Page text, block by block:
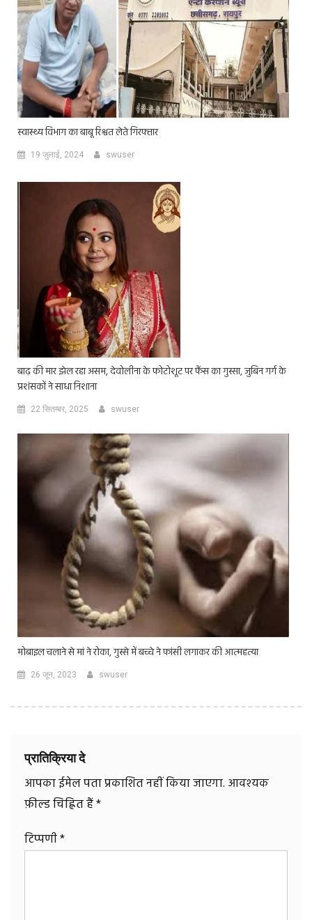
स्वास्थ्य विभाग का बाबू रिश्वत लेते गिरफ्तार
19 जुलाई, 2024 swuser
बाढ़ की मार झेल रहा असम, देवोलीना के फोटोशूट पर फैंस का गुस्सा, जुबिन गर्ग के
प्रशंसकों ने साधा निशाना
22 सितम्बर, 2025 swuser
मोबाइल चलाने से मां ने रोका, गुस्से में बच्चे ने फांसी लगाकर की आत्महत्या
26 जून, 2023 swuser
प्रातिक्रिया दे
आपका ईमेल पता प्रकाशित नहीं किया जाएगा. आवश्यक
फ़ील्ड चिह्नित हैं*
टिप्पणी*